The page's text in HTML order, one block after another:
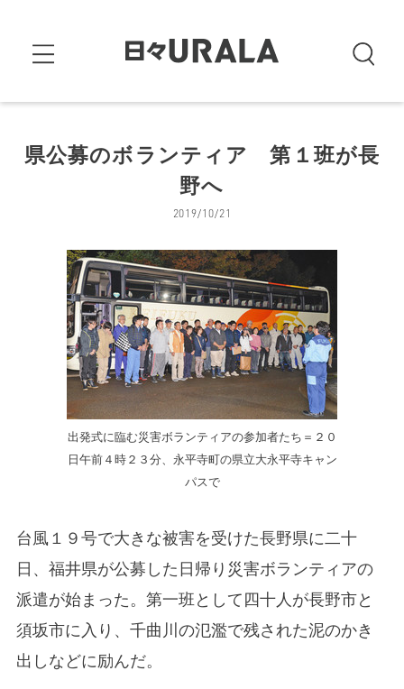
県公募のボランティア 第１班が長
野へ
2019/10/21
出発式に臨む災害ボランティアの参加者たち＝２０
日午前４時２３分、永平寺町の県立大永平寺キャン
パスで
台風１９号で大きな被害を受けた長野県に二十
日、福井県が公募した日帰り災害ボランティアの
派遣が始まった。第一班として四十人が長野市と
須坂市に入り、千曲川の氾濫で残された泥のかき
出しなどに励んだ。